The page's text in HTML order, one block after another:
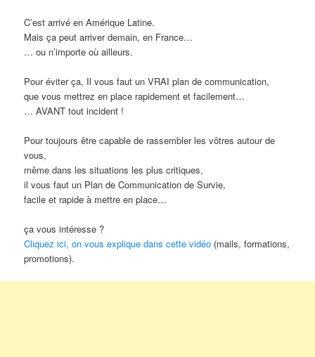
C’est arrivé en Amérique Latine.
Mais ça peut arriver demain, en France…
… ou n’importe où ailleurs.
Pour éviter ça, Il vous faut un VRAI plan de communication,
que vous mettrez en place rapidement et facilement…
… AVANT tout incident !
Pour toujours être capable de rassembler les vôtres autour de
vous,
même dans les situations les plus critiques,
il vous faut un Plan de Communication de Survie,
facile et rapide à mettre en place…
ça vous intéresse ?
Cliquez ici, on vous explique dans cette vidéo (mails, formations,
promotions).